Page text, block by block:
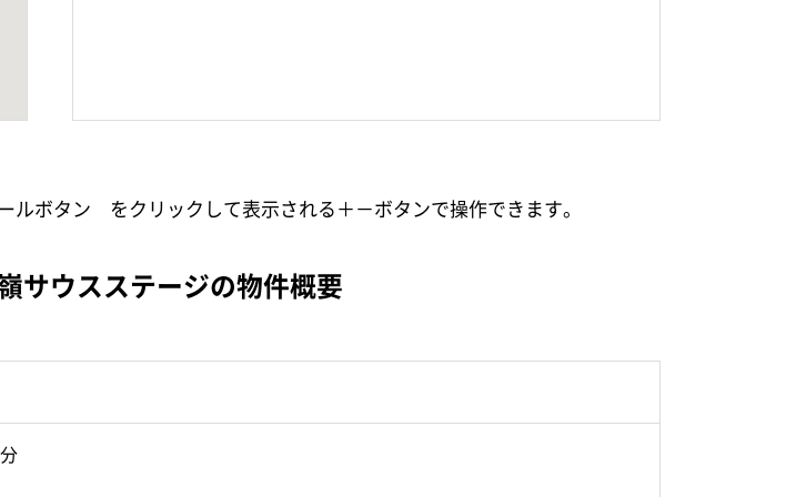
ルボタン をクリックして表示される＋－ボタンで操作できます。
サウスステージの物件概要